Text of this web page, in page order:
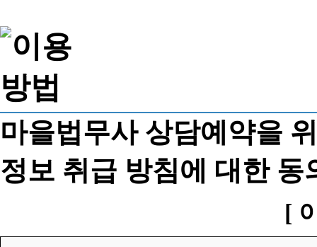
마을법무사 상담예약을
정보 취급 방침에 대한 동
[